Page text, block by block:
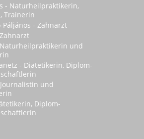
- Naturheilpraktikerin,
Trainerin
Páljános - Zahnarzt
und
- Diätetikerin, Diplom-
und
Diplom-